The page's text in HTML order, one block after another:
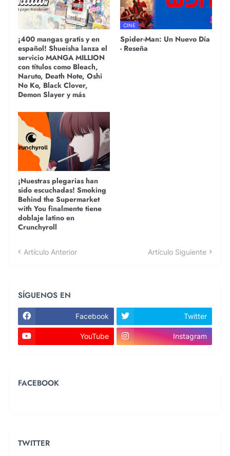
¡400 mangas gratis y en
español! Shueisha lanza el
servicio MANGA MILLION
con títulos como Bleach,
Naruto, Death Note, Oshi
No Ko, Black Clover,
Demon Slayer y más
CINE
Spider-Man: Un Nuevo Día
- Reseña
¡Nuestras plegarias han
sido escuchadas! Smoking
Behind the Supermarket
with You finalmente tiene
doblaje latino en
Crunchyroll
Artículo Anterior Artículo Siguiente
SÍGUENOS EN
Facebook Twitter
YouTube Instagram
FACEBOOK
TWITTER